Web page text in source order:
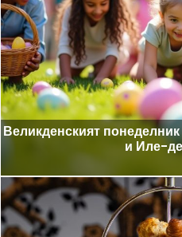
Великденският
и Иле-